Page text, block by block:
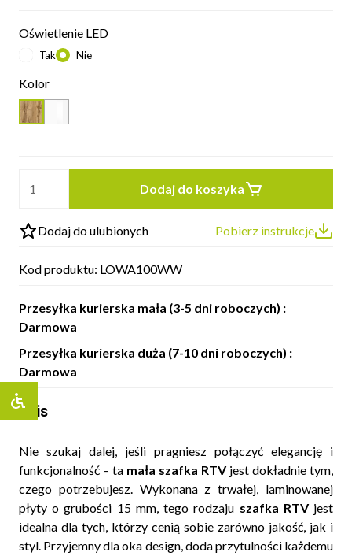
Oświetlenie LED
Tak Nie
Kolor
Dodaj do koszyka
Dodaj do ulubionych Pobierz instrukcje
Kod produktu: LOWA100WW
Przesyłka kurierska mała (3-5 dni roboczych) :
Darmowa
Przesyłka kurierska duża (7-10 dni roboczych) :
Darmowa
Opis
Nie szukaj dalej, jeśli pragniesz połączyć elegancję i
funkcjonalność – ta mała szafka RTVjest dokładnie tym,
czego potrzebujesz. Wykonana z trwałej, laminowanej
płyty o grubości 15 mm, tego rodzaju szafka RTVjest
idealna dla tych, którzy cenią sobie zarówno jakość, jak i
styl. Przyjemny dla oka design, doda przytulności każdemu